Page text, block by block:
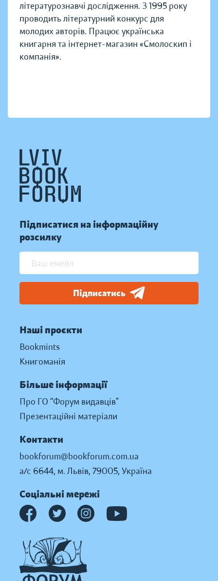
літературознавчі дослідження. З 1995 року
проводить літературний конкурс для
молодих авторів. Працює українська
книгарня та інтернет-магазин «Смолоскип і
компанія».
Підписатися на інформаційну
розсилку
Підписатись
Наші проєкти
Bookmints
Книгоманія
Більше інформації
Про ГО “Форум видавців”
Презентаційні матеріали
Контакти
bookforum@bookforum.com.ua
а/с 6644, м. Львів, 79005, Україна
Соціальні мережі